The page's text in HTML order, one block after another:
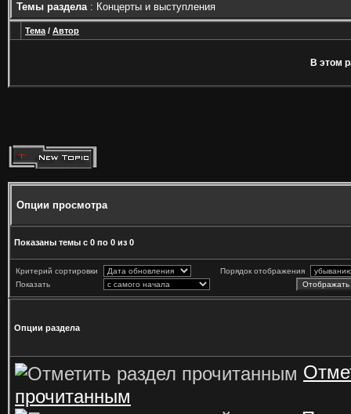
Темы раздела: Концерты и выступления
Тема / Автор
В этом
Опции просмотра
Показаны темы с 0 по 0 из 0
Критерий сортировки
Порядок отображения
Показать
Опции раздела
прочитанным